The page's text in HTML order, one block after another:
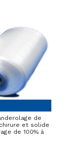
de
et solide
de 100% à